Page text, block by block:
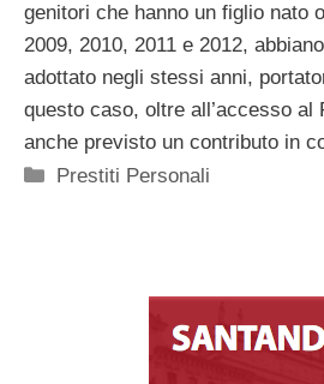
genitori che hanno un figlio nato
2009, 2010, 2011 e 2012,
adottato negli stessi anni,
questo caso, oltre all’accesso al
anche previsto un contributo in
Categorie
Prestiti Personali